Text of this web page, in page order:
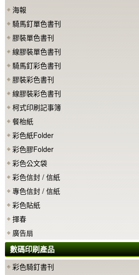
海報
騎馬釘單色書刊
膠裝單色書刊
線膠裝單色書刊
騎馬釘彩色書刊
膠裝彩色書刊
線膠裝彩色書刊
柯式印刷記事簿
餐枱紙
彩色紙Folder
彩色膠Folder
彩色公文袋
彩色信封 / 信紙
專色信封 / 信紙
彩色貼紙
揮春
廣告扇
數碼印刷產品
彩色騎釘書刊